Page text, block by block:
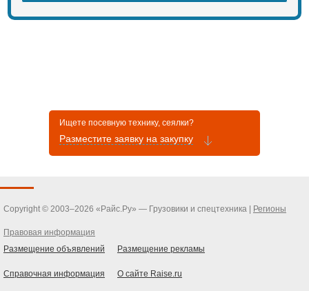
Ищете посевную технику, сеялки?
Разместите заявку на закупку
Copyright © 2003–2026 «Райс.Ру» — Грузовики и спецтехника | Регионы
Правовая информация
Размещение объявлений
Размещение рекламы
Справочная информация О сайте Raise.ru